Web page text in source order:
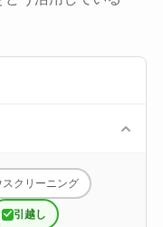
スクリーニング
引越し